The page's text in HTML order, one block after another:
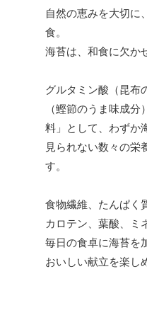
自然の恵みを大切に
食。
海苔は、和食に欠か
グルタミン酸（昆布
（鰹節のうま味成
料」として、わずか
見られない数々の栄
す。
食物繊維、たんぱく
カロテン、葉酸、ミ
毎日の食卓に海苔を
おいしい献立を楽し